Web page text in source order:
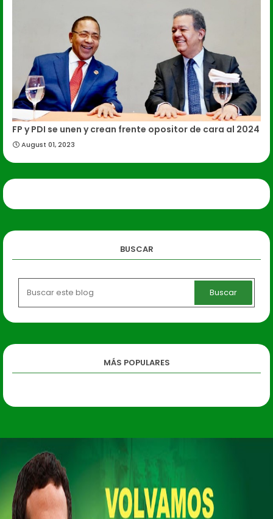
FP y PDI se unen y crean frente opositor de cara al 2024
August 01, 2023
BUSCAR
MÁS POPULARES